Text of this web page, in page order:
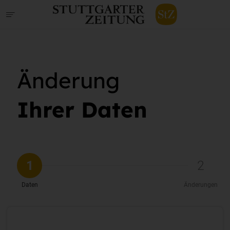
Änderung
Ihrer Daten
1
Daten
2
Änderungen